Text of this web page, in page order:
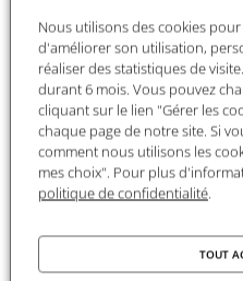
Le 11 janvier 2022 avait
proximité du divers
Mondes caraïbes et
Nous utilisons des cookies
d'améliorer son utilisation,
réaliser des statistiques de
durant 6 mois. Vous pouvez
cliquant sur le lien "Gérer les
chaque page de notre site. Si
comment nous utilisons les
mes choix". Pour plus
politique de confidentialité.
TOUT